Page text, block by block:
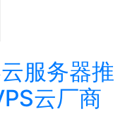
服务器推
云厂商